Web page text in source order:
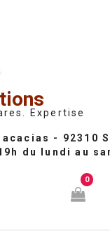
Expertise
0